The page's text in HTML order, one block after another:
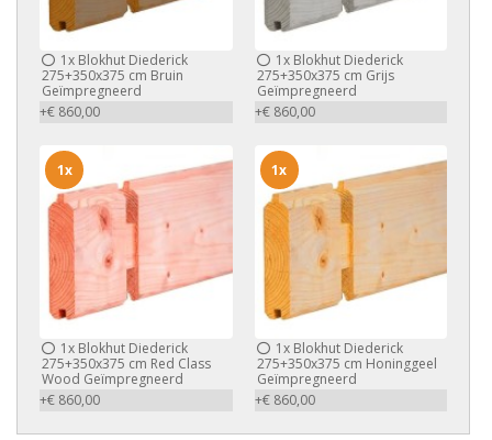
1x Blokhut Diederick
275+350x375 cm Bruin
Geïmpregneerd
+€ 860,00
1xBlokhut Diederick
275+350x375 cm Grijs
Geïmpregneerd
+€ 860,00
1x Blokhut Diederick
275+350x375 cm Red Class
Wood Geïmpregneerd
+€ 860,00
1x
1xBlokhut Diederick
275+350x375 cm Honinggeel
Geïmpregneerd
+€ 860,00
1x